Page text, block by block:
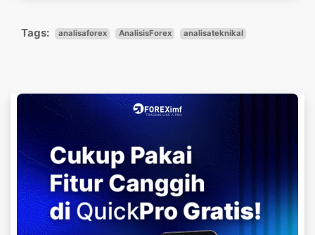
Tags: analisaforex AnalisisForex analisateknikal